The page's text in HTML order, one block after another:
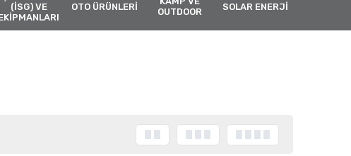
(İSG) VE
OTO ÜRÜNLERİ
OUTDOOR
SOLAR ENERJİ